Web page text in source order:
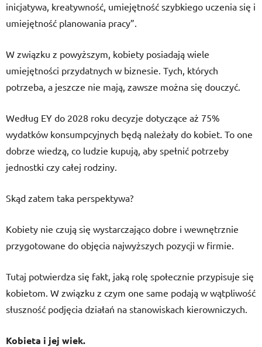
inicjatywa, kreatywność, umiejętność szybkiego uczenia się i
umiejętność planowania pracy”.
W związku z powyższym, kobiety posiadają wiele
umiejętności przydatnych w biznesie. Tych, których
potrzeba, a jeszcze nie mają, zawsze można się douczyć.
Według EY do 2028 roku decyzje dotyczące aż 75%
wydatków konsumpcyjnych będą należały do kobiet. To one
dobrze wiedzą, co ludzie kupują, aby spełnić potrzeby
jednostki czy całej rodziny.
Skąd zatem taka perspektywa?
Kobiety nie czują się wystarczająco dobre i wewnętrznie
przygotowane do objęcia najwyższych pozycji w firmie.
Tutaj potwierdza się fakt, jaką rolę społecznie przypisuje się
kobietom. W związku z czym one same podają w wątpliwość
słuszność podjęcia działań na stanowiskach kierowniczych.
Kobieta i jej wiek.